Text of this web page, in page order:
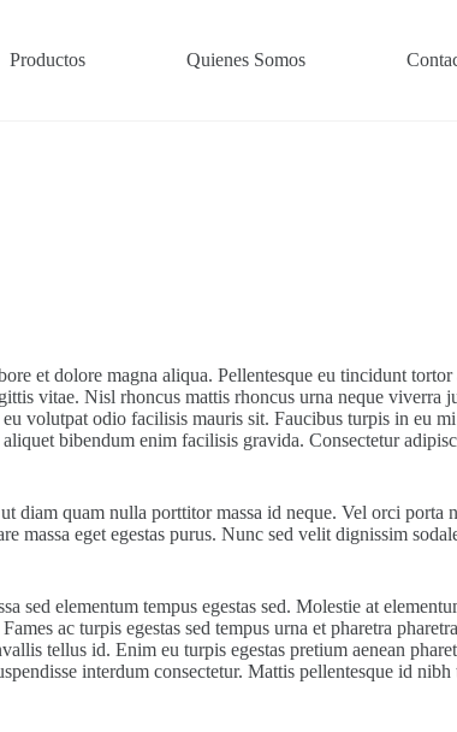
Productos Quienes Somos
et dolore magna aliqua. Pellentesque eu tincidunt
vitae. Nisl rhoncus mattis rhoncus urna neque viverra
volutpat odio facilisis mauris sit. Faucibus turpis in eu
bibendum enim facilisis gravida. Consectetur
quam nulla porttitor massa id neque. Vel orci porta
eget egestas purus. Nunc sed velit dignissim
sed elementum tempus egestas sed. Molestie at
ac turpis egestas sed tempus urna et pharetra
tellus id. Enim eu turpis egestas pretium aenean
interdum consectetur. Mattis pellentesque id